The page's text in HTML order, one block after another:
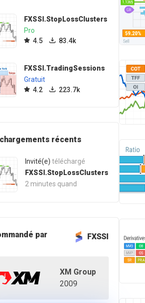
FXSSI.StopLossClusters
Pro
4.5
83.4k
FXSSI.TradingSessions
Gratuit
4.2
223.7k
récents
Invité(e) téléchargé
FXSSI.StopLossClusters
2 minutes quand
par FXSSI
XM Group
2009